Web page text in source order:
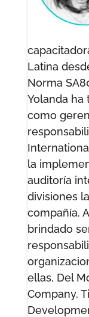
Latina
Norma
Yolanda ha
como
la
auditoría
divisiones
compañía.
brindado
ellas, Del
Company,